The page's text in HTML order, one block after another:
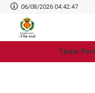
06/08/2026 04:42:48
Tauler